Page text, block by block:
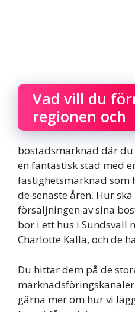
Vad vill du
regionen och
bostadsmarknad där
en fantastisk stad med
fastighetsmarknad som
de senaste åren. Hur
försäljningen av sina
bor i ett hus i Sundsvall
Charlotte Kalla, och de
Du hittar dem på de
gärna mer om hur vi